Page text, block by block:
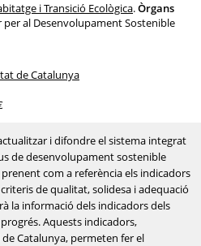
i Transició Ecològica.Òrgans
per al Desenvolupament Sostenible
de Catalunya
i difondre el sistema integrat
de desenvolupament sostenible
com a referència els indicadors
de qualitat, solidesa i adequació
la informació dels indicadors dels
Aquests indicadors,
Catalunya, permeten fer el